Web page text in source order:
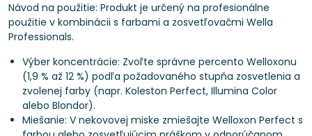
Návod na použitie: Produkt je určený na profesionálne
použitie v kombinácii s farbami a zosvetľovačmi Wella
Professionals.
Výber koncentrácie: Zvoľte správne percento Welloxonu
(1,9 % až 12 %) podľa požadovaného stupňa zosvetlenia a
zvolenej farby (napr. Koleston Perfect, Illumina Color
alebo Blondor).
Miešanie: V nekovovej miske zmiešajte Welloxon Perfect s